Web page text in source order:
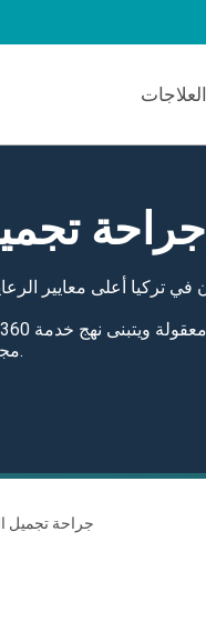
العلاجات
جراحة
مجالات الصحة من خلال المستشفيات المرتبطة بها.
جراحة تجميل